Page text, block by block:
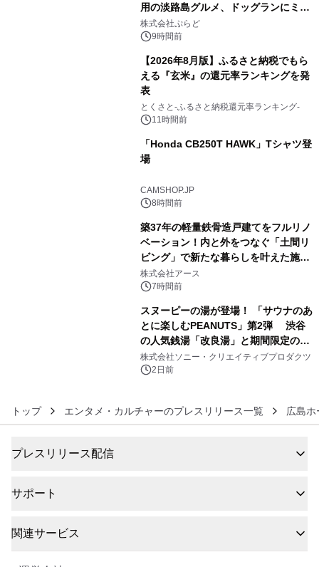
用の淡路島グルメ、ドッグランにミニ
プール グランピングとトレーラーハウ
スの2施設で
株式会社ぷらど
9時間前
【2026年8月版】ふるさと納税でもら
える『玄米』の還元率ランキングを発
表
とくさと-ふるさと納税還元率ランキング-
11時間前
「Honda CB250T HAWK」Tシャツ登
場
CAMSHOP.JP
8時間前
築37年の軽量鉄骨造戸建てをフルリノ
ベーション！内と外をつなぐ「土間リ
ビング」で新たな暮らしを叶えた施工
事例を株式会社アースが公開
株式会社アース
7時間前
スヌーピーの湯が登場！ 「サウナのあ
とに楽しむPEANUTS」第2弾 渋谷
の人気銭湯「改良湯」と期間限定のコ
ラボレーション サウナイキタイコラ
ボグッズも発売決定！
株式会社ソニー・クリエイティブプロダクツ
2日前
トップ エンタメ・カルチャーのプレスリリース一覧 広島ホ
プレスリリース配信
サポート
関連サービス